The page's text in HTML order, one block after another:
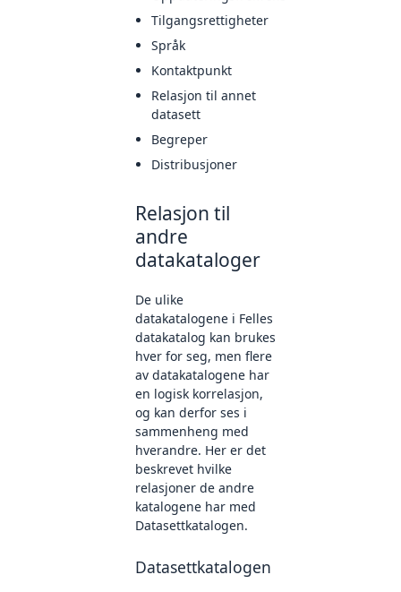
Tilgangsrettigheter
Språk
Kontaktpunkt
Relasjon til annet
datasett
Begreper
Distribusjoner
Relasjon til
andre
datakataloger
De ulike
datakatalogene i Felles
datakatalog kan brukes
hver for seg, men flere
av datakatalogene har
en logisk korrelasjon,
og kan derfor ses i
sammenheng med
hverandre. Her er det
beskrevet hvilke
relasjoner de andre
katalogene har med
Datasettkatalogen.
Datasettkatalogen